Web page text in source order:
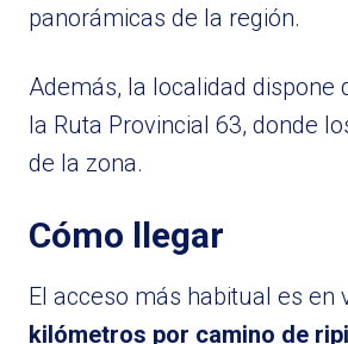
panorámicas de la región.
Además, la localidad
la Ruta Provincial 63, donde
de la zona.
Cómo llegar
El acceso más habitual es
kilómetros por camino de